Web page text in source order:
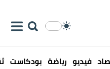
فيديو رياضة بودكاست